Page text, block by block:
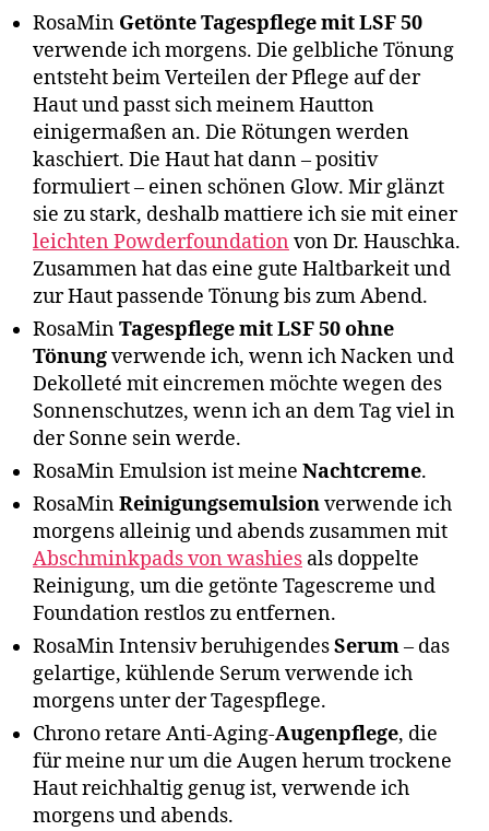
RosaMin Getönte Tagespflege mit LSF 50
verwende ich morgens. Die gelbliche Tönung
entsteht beim Verteilen der Pflege auf der
Haut und passt sich meinem Hautton
einigermaßen an. Die Rötungen werden
kaschiert. Die Haut hat dann – positiv
formuliert – einen schönen Glow. Mir glänzt
sie zu stark, deshalb mattiere ich sie mit einer
leichten Powderfoundation von Dr. Hauschka.
Zusammen hat das eine gute Haltbarkeit und
zur Haut passende Tönung bis zum Abend.
RosaMinTagespflege mit LSF 50 ohne
Tönungverwende ich, wenn ich Nacken und
Dekolleté mit eincremen möchte wegen des
Sonnenschutzes, wenn ich an dem Tag viel in
der Sonne sein werde.
RosaMin Emulsion ist meine Nachtcreme.
RosaMinReinigungsemulsionverwende ich
morgens alleinig und abends zusammen mit
Abschminkpads von washies als doppelte
Reinigung, um die getönte Tagescreme und
Foundation restlos zu entfernen.
RosaMin Intensiv beruhigendesSerum– das
gelartige, kühlende Serum verwende ich
morgens unter der Tagespflege.
Chrono retare Anti-Aging-Augenpflege, die
für meine nur um die Augen herum trockene
Haut reichhaltig genug ist, verwende ich
morgens und abends.